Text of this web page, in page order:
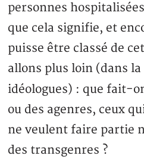
personnes
que cela signifie, et
puisse être classé de
allons plus loin (dans la
idéologues) : que fait-
ou des agenres, ceux
ne veulent faire partie
des transgenres ?